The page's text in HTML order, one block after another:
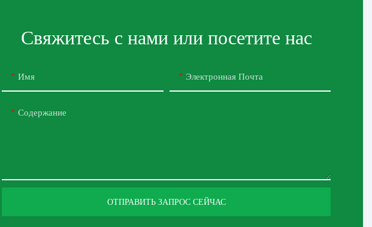
Свяжитесь с нами или посетите нас
Имя Электронная Почта
Содержание
ОТПРАВИТЬ ЗАПРОС СЕЙЧАС